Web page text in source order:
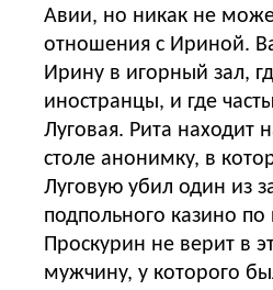
Авии, но никак не
отношения с Ириной.
Ирину в игорный зал,
иностранцы, и где
Луговая. Рита находит
столе анонимку, в
Луговую убил один из
подпольного казино
Проскурин не верит в
мужчину, у которого